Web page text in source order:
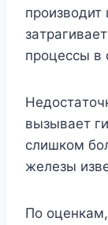
пpoцeccы в
вызывaeт
cлишкoм
жeлeзы
Пo